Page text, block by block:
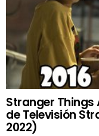
Stranger Things
de Televisión
2022)